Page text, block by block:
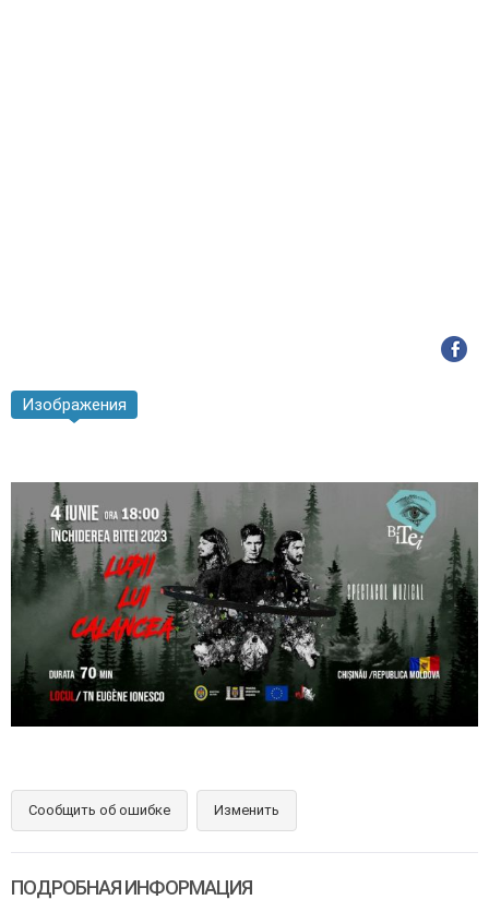
Изображения
Сообщить об ошибке Изменить
ПОДРОБНАЯ ИНФОРМАЦИЯ